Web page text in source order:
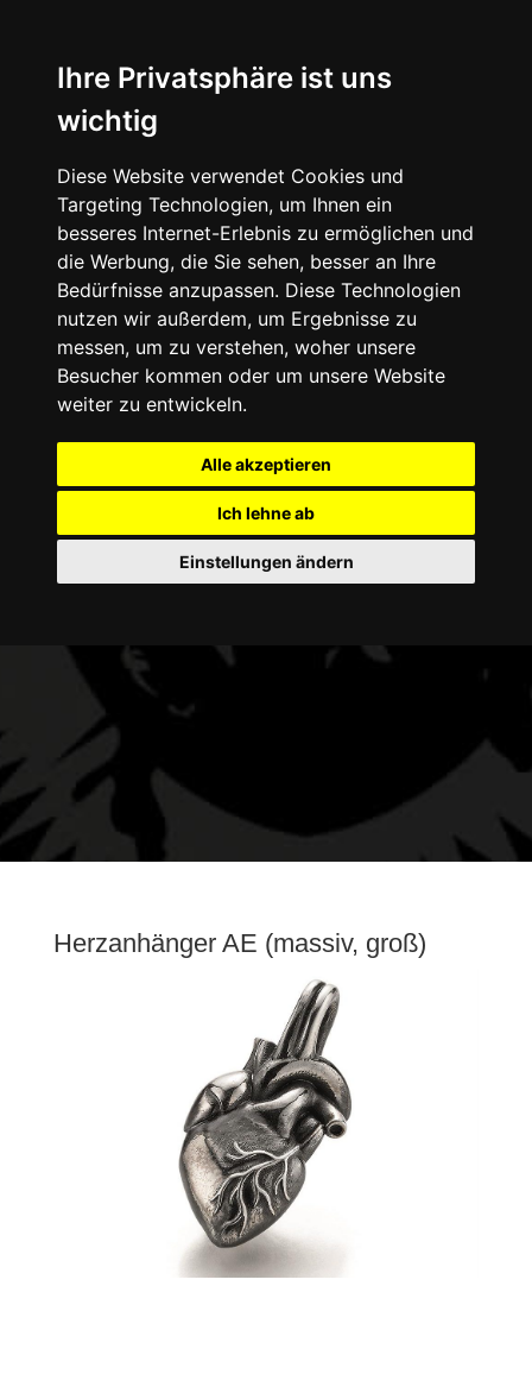
Ihre Privatsphäre ist uns
wichtig
Diese Website verwendet Cookies und
Targeting Technologien, um Ihnen ein
besseres Internet-Erlebnis zu ermöglichen und
die Werbung, die Sie sehen, besser an Ihre
Bedürfnisse anzupassen. Diese Technologien
nutzen wir außerdem, um Ergebnisse zu
messen, um zu verstehen, woher unsere
Besucher kommen oder um unsere Website
weiter zu entwickeln.
Alle akzeptieren
Ich lehne ab
Einstellungen ändern
Seite wählen
Herzanhänger AE (massiv, groß)